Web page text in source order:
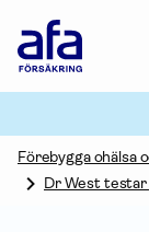
Försäkring
Förebygga ohälsa
Dr West testar